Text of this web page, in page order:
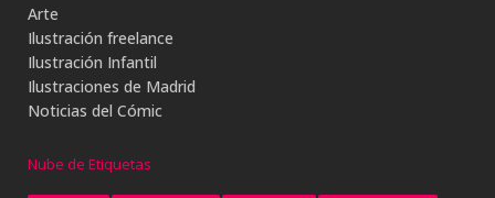
Arte
Ilustración freelance
Ilustración Infantil
Ilustraciones de Madrid
Noticias del Cómic
Nube de Etiquetas